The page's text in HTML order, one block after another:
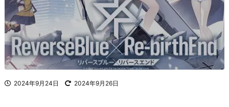
2024年9月24日 2024年9月26日